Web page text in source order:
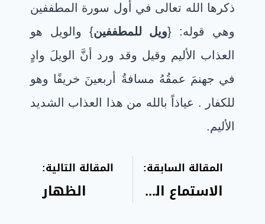
ذكرها الله تعالى في أول سورة المطففين
وهي قوله: {ويل للمطففين} والويل هو
العذاب الأليم وقيل وقد ورد أنَّ الويلَ وادٍ
في جهنمَ عمقُهُ مسافةُ أربعينَ خريفًا وهو
للكفار . عياذاً بالله من هذا العذاب الشديد
الأليم.
المقالة السابقة:
الاستماع الى كلام قوم وهم له كارهون
المقالة التالية:
الظهار